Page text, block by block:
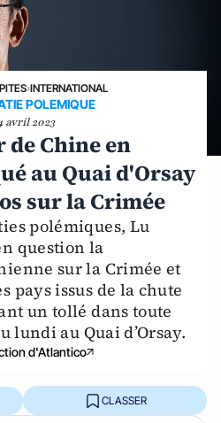
›INTERNATIONAL
POLEMIQUE
avril 2023
de Chine en
au Quai d'Orsay
sur la Crimée
polémiques, Lu
question la
sur la Crimée et
pays issus de la chute
un tollé dans toute
lundi au Quai d’Orsay.
d'Atlantico
CLASSER